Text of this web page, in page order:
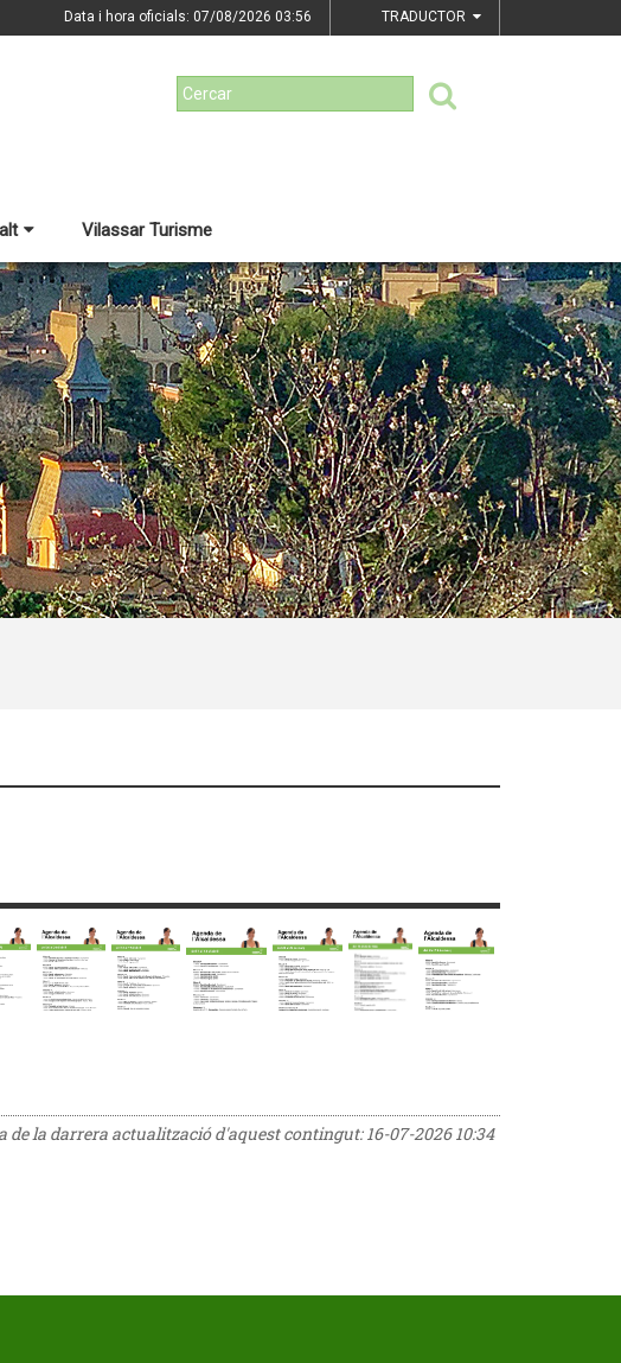
Data i hora oficials: 07/08/2026 03:56 TRADUCTOR
Vilassar Turisme
de la darrera actualització d'aquest contingut:16-07-2026 10:34